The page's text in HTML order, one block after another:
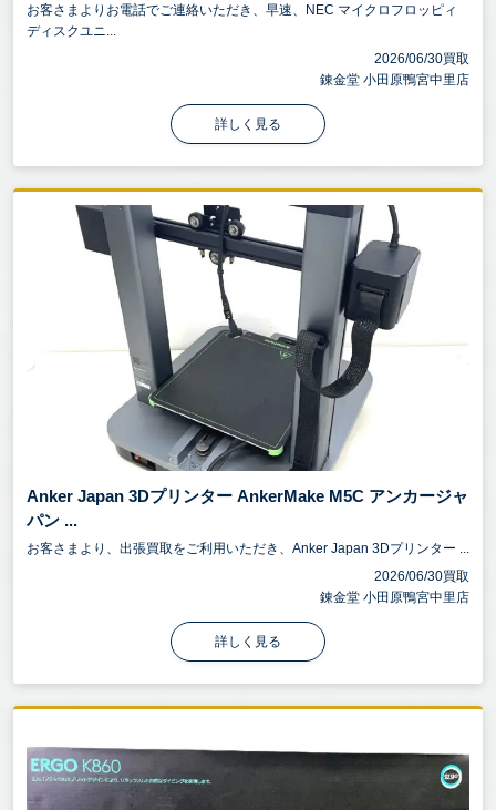
お客さまよりお電話でご連絡いただき、早速、NEC マイクロフロッピィ
ディスクユニ...
2026/06/30買取
錬金堂 小田原鴨宮中里店
詳しく見る
Anker Japan 3Dプリンター AnkerMake M5C アンカージャ
パン ...
お客さまより、出張買取をご利用いただき、Anker Japan 3Dプリンター ...
2026/06/30買取
錬金堂 小田原鴨宮中里店
詳しく見る